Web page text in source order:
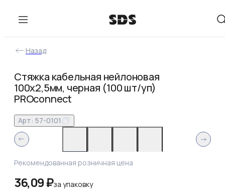
Назад
Стяжка кабельная нейлоновая
100x2,5мм, черная (100 шт/уп)
PROconnect
Арт: 57-0101
Рекомендованная розничная цена
36,09 ₽за упаковку